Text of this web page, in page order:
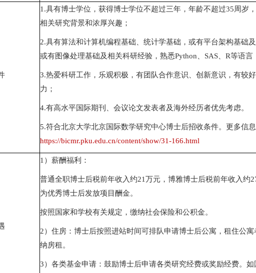
1.具有博士学位，获得博士学位不超过三年，年龄不超过35周岁
相关研究背景和浓厚兴趣；
2.具有算法和计算机编程基础、统计学基础，或有平台架构基础
或有图像处理基础及相关科研经验，熟悉Python SAS R等语言
3.热爱科研工作，乐观积极，有团队合作意识、创新意识，有较
力；
4.有高水平国际期刊、会议论文发表者及海外经历者优先考虑。
5.符合北京大学北京国际数学研究中心博士后招收条件。 更多信
https://bicmr.pku.edu.cn/content/show/31-166.html
1 ）薪酬福利：
普通全职博士后税前年收入约21万元，博雅博士后税前年收入约
为优秀博士后发放项目酬金。
按照国家和学校有关规定，缴纳社会保险和公积金。
2）住房：博士后按照进站时间可排队申请博士后公寓，租住公
纳房租。
3）各类基金申请：鼓励博士后申请各类研究经费或奖励经费。